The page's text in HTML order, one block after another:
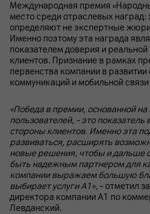
Международная премия
место среди отраслевых наград:
определяют не экспертные
Именно поэтому эта награда
показателем доверия и
клиентов. Признание в рамках
первенства компании в
коммуникаций и мобильной
«Победа в премии, основанной
пользователей, – это
стороны клиентов. Именно эта
развиваться, расширять
новые решения, чтобы и дальше
быть надежным партнером для
компании выражаем большую
выбирает услуги А1»,– отметил
директора компании А1 по
Левданский.